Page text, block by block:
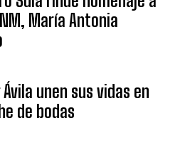
María Antonia
unen sus vidas en
de bodas